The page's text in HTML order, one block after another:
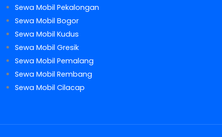
Sewa Mobil Pekalongan
Sewa Mobil Bogor
Sewa Mobil Kudus
Sewa Mobil Gresik
Sewa Mobil Pemalang
Sewa Mobil Rembang
Sewa Mobil Cilacap